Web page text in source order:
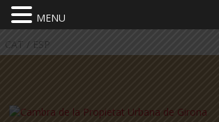
CAT / ESP
MENU